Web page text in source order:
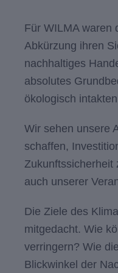
Für WILMA waren
Abkürzung ihren
nachhaltiges
absolutes
ökologisch
Wir sehen unsere
schaffen,
Zukunftssicherheit
auch unserer
Die Ziele des
mitgedacht. Wie
verringern? Wie
Blickwinkel der